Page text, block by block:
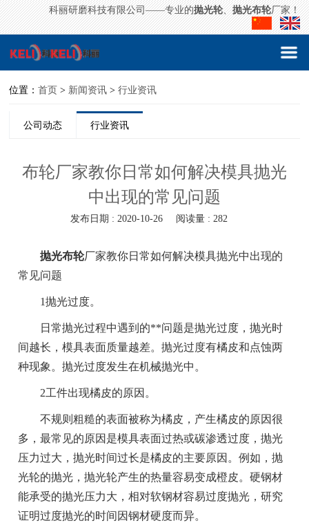
科丽研磨科技有限公司——专业的抛光轮、抛光布轮厂家！
位置：首页 > 新闻资讯 >行业资讯
公司动态 行业资讯
布轮厂家教你日常如何解决模具抛光
中出现的常见问题
发布日期 : 2020-10-26 阅读量 : 282
抛光布轮厂家教你日常如何解决模具抛光中出现的
常见问题
1抛光过度。
日常抛光过程中遇到的**问题是抛光过度，抛光时
间越长，模具表面质量越差。抛光过度有橘皮和点蚀两
种现象。抛光过度发生在机械抛光中。
2工件出现橘皮的原因。
不规则粗糙的表面被称为橘皮，产生橘皮的原因很
多，最常见的原因是模具表面过热或碳渗透过度，抛光
压力过大，抛光时间过长是橘皮的主要原因。例如，抛
光轮的抛光，抛光轮产生的热量容易变成橙皮。硬钢材
能承受的抛光压力大，相对软钢材容易过度抛光，研究
证明过度抛光的时间因钢材硬度而异。